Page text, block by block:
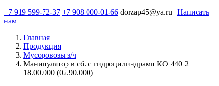
+7 919 599-72-37 +7 908 000-01-66 dorzap45@ya.ru | Написать
нам
Главная
Продукция
Мусоровозы з/ч
Манипулятор в сб. с гидроцилиндрами КО-440-2
18.00.000 (02.90.000)